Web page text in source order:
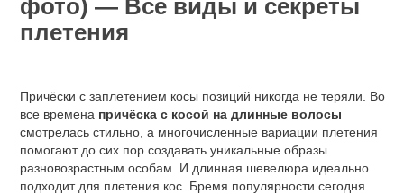
фото) — Все виды и секреты
плетения
Причёски с заплетением косы позиций никогда не теряли. Во
все времена причёска с косой на длинные волосы
смотрелась стильно, а многочисленные вариации плетения
помогают до сих пор создавать уникальные образы
разновозрастным особам. И длинная шевелюра идеально
подходит для плетения кос. Бремя популярности сегодня